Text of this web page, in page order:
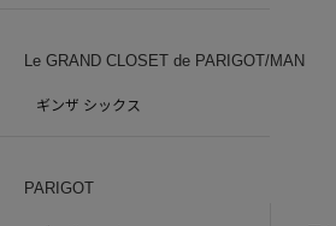
Le GRAND CLOSET de PARIGOT/MAN
ギンザ シックス
PARIGOT